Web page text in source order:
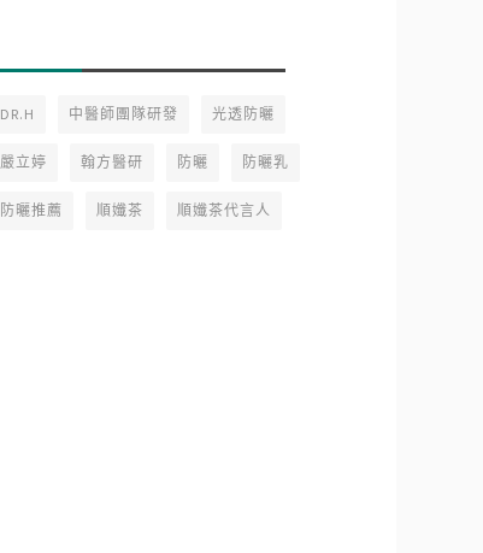
DR.H 中醫師團隊研發 光透防曬
嚴立婷 翰方醫研 防曬 防曬乳
防曬推薦 順孅茶 順孅茶代言人